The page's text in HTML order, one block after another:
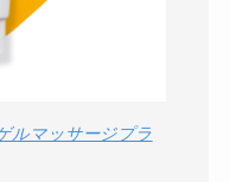
怪しい？】TikTok
の口コミ・評判
ルマッサージプラ